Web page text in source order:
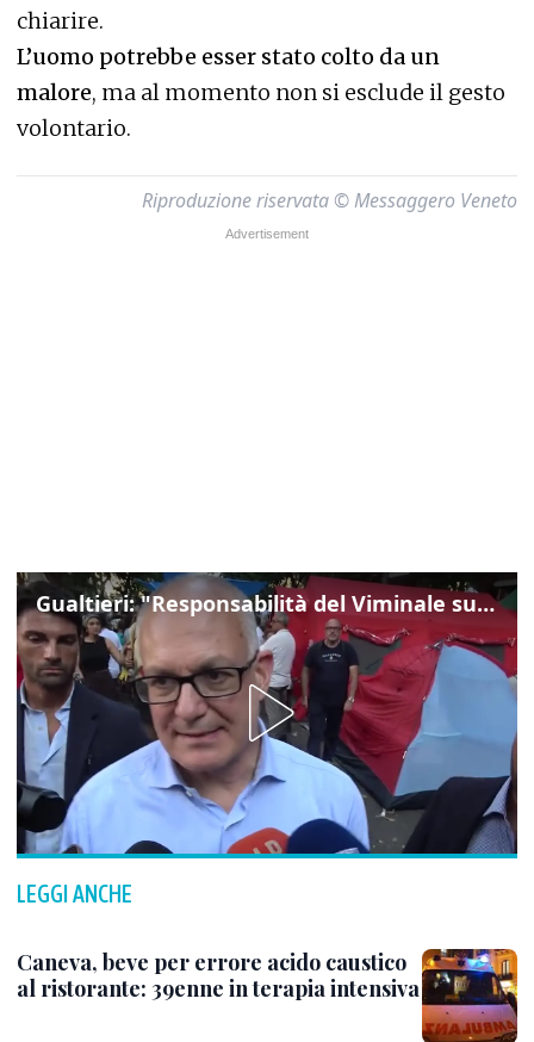
chiarire.
L’uomo potrebbe esser stato colto da un
malore, ma al momento non si esclude il gesto
volontario.
Riproduzione riservata © Messaggero Veneto
Gualtieri: "Responsabilità del Viminale su Spin Time? La posizione dei partiti è nota"
LEGGI ANCHE
Caneva, beve per errore acido caustico
al ristorante: 39enne in terapia intensiva